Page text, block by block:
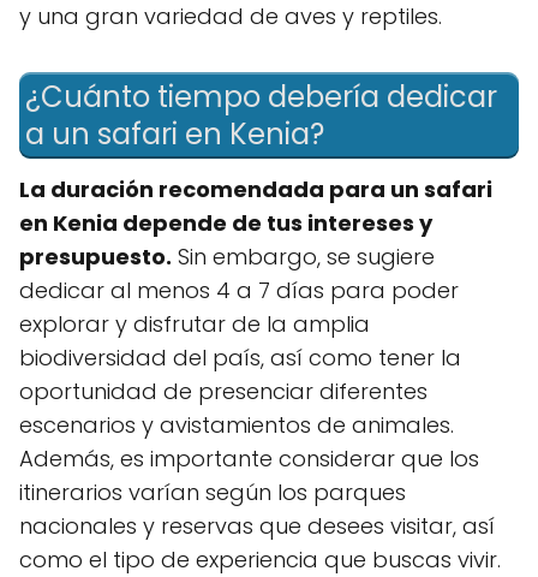
y una gran variedad de aves y reptiles.
¿Cuánto tiempo debería dedicar
a un safari en Kenia?
La duración recomendada para un safari
en Kenia depende de tus intereses y
presupuesto. Sin embargo, se sugiere
dedicar al menos 4 a 7 días para poder
explorar y disfrutar de la amplia
biodiversidad del país, así como tener la
oportunidad de presenciar diferentes
escenarios y avistamientos de animales.
Además, es importante considerar que los
itinerarios varían según los parques
nacionales y reservas que desees visitar, así
como el tipo de experiencia que buscas vivir.